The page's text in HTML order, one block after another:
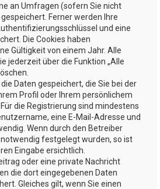
an Umfragen (sofern Sie nicht
Ferner werden Ihre
und eine
Die Cookies haben
Gültigkeit von einem Jahr. Alle
jederzeit über die Funktion „Alle
Daten gespeichert, die Sie bei der
Profil oder Ihrem persönlichem
die Registrierung sind mindestens
eine E-Mail-Adresse und
Wenn durch den Betreiber
festgelegt wurden, so ist
Eingabe ersichtlich.
oder eine private Nachricht
die dort eingegebenen Daten
Gleiches gilt, wenn Sie einen